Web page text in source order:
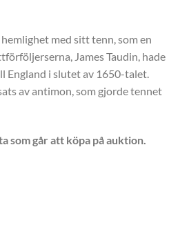
med sitt tenn, som en
James Taudin, hade
England i slutet av 1650-talet.
av antimon, som gjorde tennet
som går att köpa på auktion.